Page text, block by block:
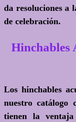
da resoluciones a
de celebración.
Hinchables
Los hinchables
nuestro catálogo
tienen la